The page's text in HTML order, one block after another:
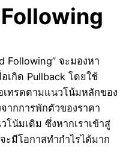
Following” จะมองหา
เกิด Pullback โดยใช้
เทรดตามแนวโน้มหลักของ
ากการพักตัวของราคา
น้มเดิม ซึ่งหากเราเข้าสู่
ะมีโอกาสทำกำไรได้มาก